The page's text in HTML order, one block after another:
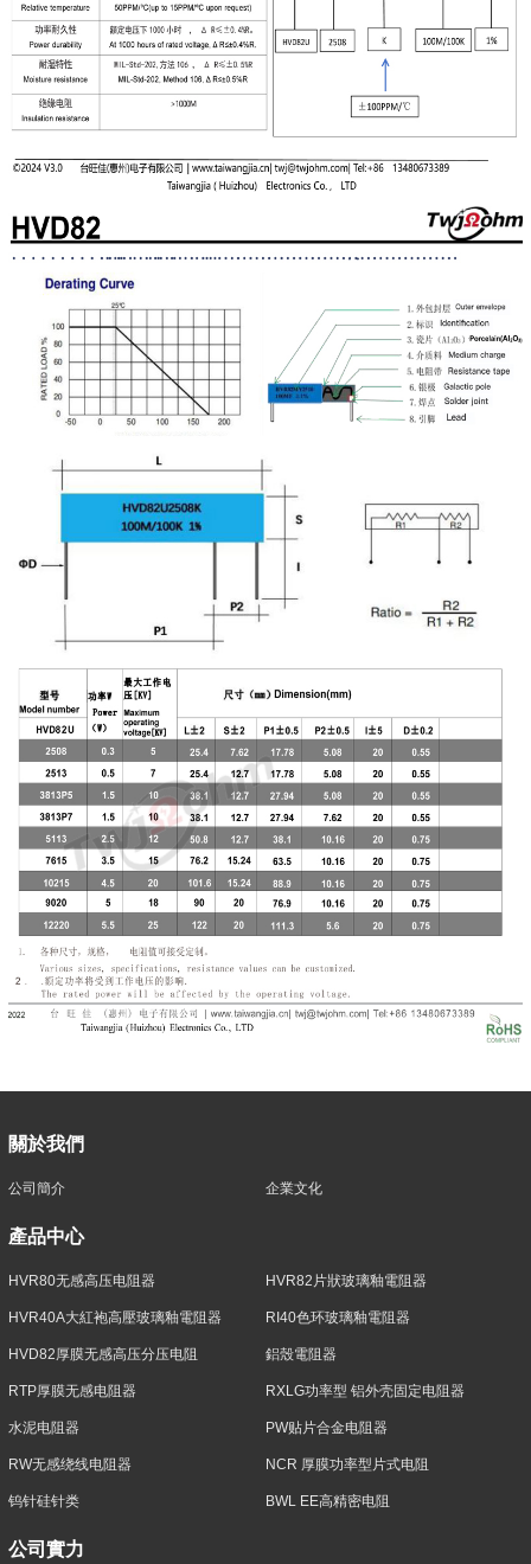
關於我們
公司簡介 企業文化
產品中心
HVR80无感高压电阻器 HVR82片狀玻璃釉電阻器
HVR40A大紅袍高壓玻璃釉電阻器 RI40色环玻璃釉電阻器
HVD82厚膜无感高压分压电阻 鋁殼電阻器
RTP厚膜无感电阻器 RXLG功率型 铝外壳固定电阻器
水泥电阻器 PW贴片合金电阻器
RW无感绕线电阻器 NCR 厚膜功率型片式电阻
钨针硅针类 BWL EE高精密电阻
公司實力